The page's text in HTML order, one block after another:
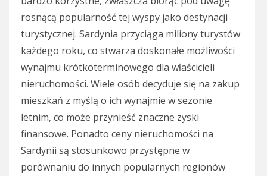
rosnącą popularność tej wyspy jako destynacji
turystycznej. Sardynia przyciąga miliony turystów
każdego roku, co stwarza doskonałe możliwości
wynajmu krótkoterminowego dla właścicieli
nieruchomości. Wiele osób decyduje się na zakup
mieszkań z myślą o ich wynajmie w sezonie
letnim, co może przynieść znaczne zyski
finansowe. Ponadto ceny nieruchomości na
Sardynii są stosunkowo przystępne w
porównaniu do innych popularnych regionów